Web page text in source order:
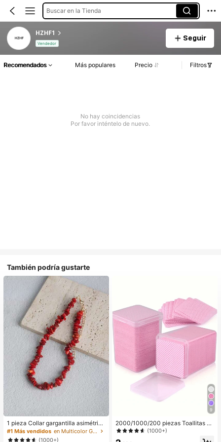
Buscar en la Tienda
HZHF1
Vendedor
Seguir
Recomendados Más populares Precio Filtros
No hay coincidencias
Por favor inténtelo de nuevo.
También podría gustarte
1 pieza Collar gargantilla asimétrico
ajustable de estilo bohemio en colo
r rojo natural, joyería de uso diario Y
#1 Más vendidos
en Multicolor Gargantillas para mujer
(1000+)
9
2000/1000/200 piezas Toallitas de
limpieza de uñas - Almohadillas pro
fesionales sin pelusa para quitar es
(1000+)